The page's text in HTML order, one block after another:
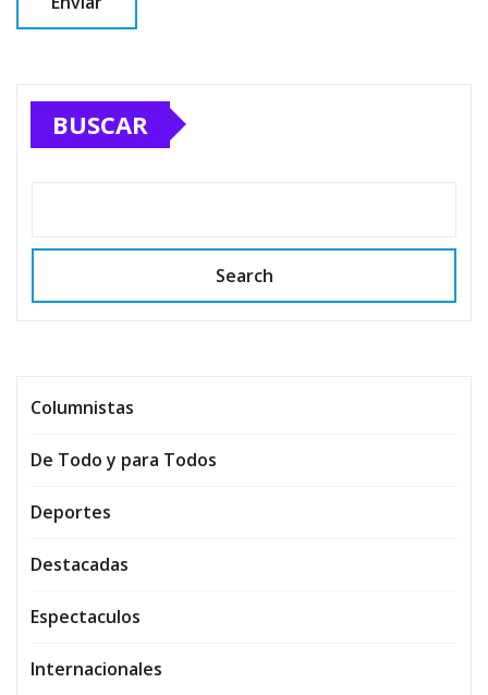
BUSCAR
Search
Columnistas
De Todo y para Todos
Deportes
Destacadas
Espectaculos
Internacionales